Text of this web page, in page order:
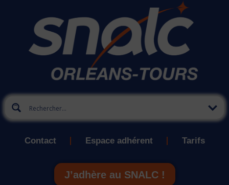
Contact Espace adhérent Tarifs
J’adhère au SNALC !